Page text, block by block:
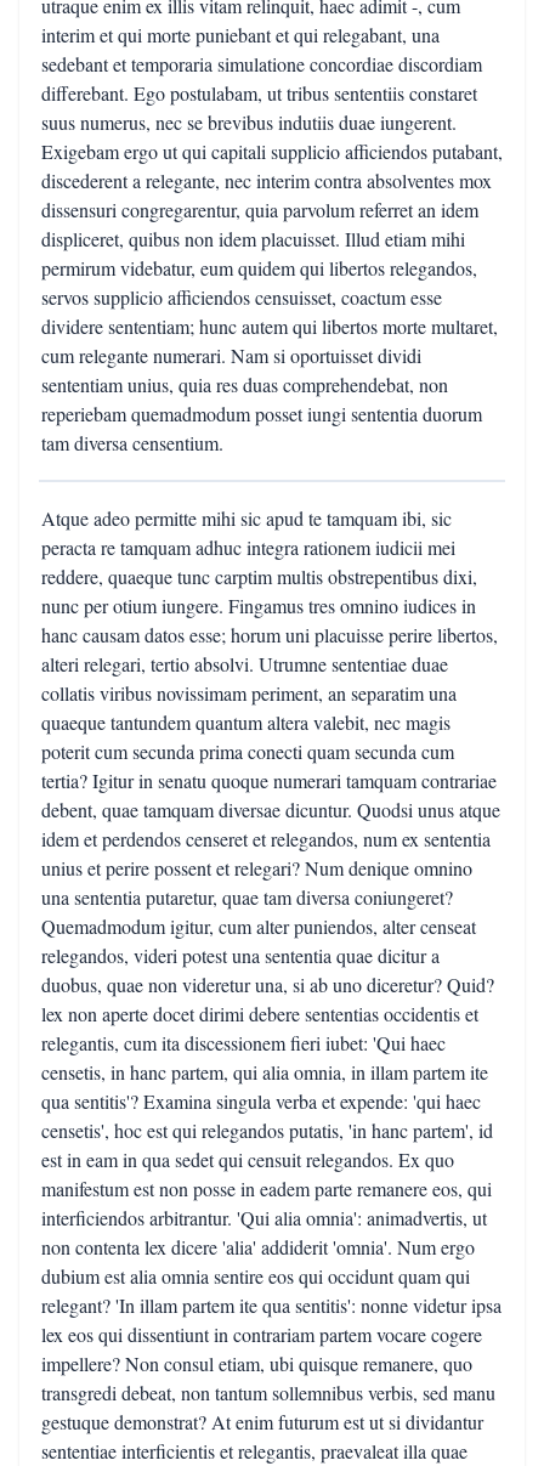
utraque enim ex illis vitam relinquit, haec adimit -, cum
interim et qui morte puniebant et qui relegabant, una
sedebant et temporaria simulatione concordiae discordiam
differebant. Ego postulabam, ut tribus sententiis constaret
suus numerus, nec se brevibus indutiis duae iungerent.
Exigebam ergo ut qui capitali supplicio afficiendos putabant,
discederent a relegante, nec interim contra absolventes mox
dissensuri congregarentur, quia parvolum referret an idem
displiceret, quibus non idem placuisset. Illud etiam mihi
permirum videbatur, eum quidem qui libertos relegandos,
servos supplicio afficiendos censuisset, coactum esse
dividere sententiam; hunc autem qui libertos morte multaret,
cum relegante numerari. Nam si oportuisset dividi
sententiam unius, quia res duas comprehendebat, non
reperiebam quemadmodum posset iungi sententia duorum
tam diversa censentium.
Atque adeo permitte mihi sic apud te tamquam ibi, sic
peracta re tamquam adhuc integra rationem iudicii mei
reddere, quaeque tunc carptim multis obstrepentibus dixi,
nunc per otium iungere. Fingamus tres omnino iudices in
hanc causam datos esse; horum uni placuisse perire libertos,
alteri relegari, tertio absolvi. Utrumne sententiae duae
collatis viribus novissimam periment, an separatim una
quaeque tantundem quantum altera valebit, nec magis
poterit cum secunda prima conecti quam secunda cum
tertia? Igitur in senatu quoque numerari tamquam contrariae
debent, quae tamquam diversae dicuntur. Quodsi unus atque
idem et perdendos censeret et relegandos, num ex sententia
unius et perire possent et relegari? Num denique omnino
una sententia putaretur, quae tam diversa coniungeret?
Quemadmodum igitur, cum alter puniendos, alter censeat
relegandos, videri potest una sententia quae dicitur a
duobus, quae non videretur una, si ab uno diceretur? Quid?
lex non aperte docet dirimi debere sententias occidentis et
relegantis, cum ita discessionem fieri iubet: 'Qui haec
censetis, in hanc partem, qui alia omnia, in illam partem ite
qua sentitis'? Examina singula verba et expende: 'qui haec
censetis', hoc est qui relegandos putatis, 'in hanc partem', id
est in eam in qua sedet qui censuit relegandos. Ex quo
manifestum est non posse in eadem parte remanere eos, qui
interficiendos arbitrantur. 'Qui alia omnia': animadvertis, ut
non contenta lex dicere 'alia' addiderit 'omnia'. Num ergo
dubium est alia omnia sentire eos qui occidunt quam qui
relegant? 'In illam partem ite qua sentitis': nonne videtur ipsa
lex eos qui dissentiunt in contrariam partem vocare cogere
impellere? Non consul etiam, ubi quisque remanere, quo
transgredi debeat, non tantum sollemnibus verbis, sed manu
gestuque demonstrat? At enim futurum est ut si dividantur
sententiae interficientis et relegantis, praevaleat illa quae